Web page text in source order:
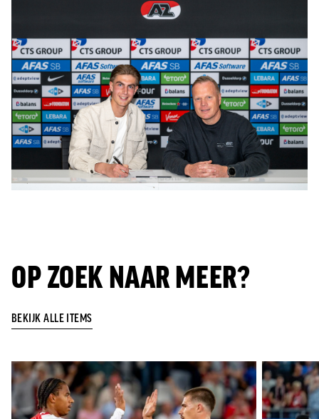
OP ZOEK NAAR MEER?
BEKIJK ALLE ITEMS